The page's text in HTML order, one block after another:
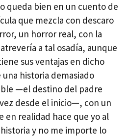
queda bien en un cuento de
que mezcla con descaro
un horror real, con la
a tal osadía, aunque
sus ventajas en dicho
historia demasiado
—el destino del padre
desde el inicio—, con un
realidad hace que yo al
y no me importe lo